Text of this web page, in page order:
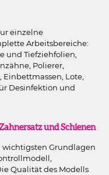
einzelne
Arbeitsbereiche:
und Tiefziehfolien,
Polierer,
Lote,
Desinfektion und
und Schienen
Grundlagen
Qualität des Modells